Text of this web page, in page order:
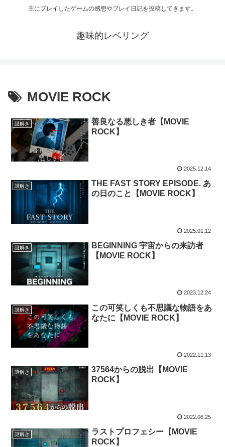
主にプレイしたゲームの感想やプレイ日記を投稿してきます。
趣味的レベリング
MOVIE ROCK
謎解き
善良なる悪しき者【MOVIE
ROCK】
2025.12.14
謎解き
THE FAST STORY EPISODE. あ
の日のこと【MOVIE ROCK】
2025.01.12
謎解き
BEGINNING 宇宙からの来訪者
【MOVIE ROCK】
2023.12.24
謎解き
この可笑しくも不思議な物語をあ
なたに【MOVIE ROCK】
2022.11.13
謎解き
37564からの脱出【MOVIE
ROCK】
2022.06.25
謎解き
ラストプロフェシー【MOVIE
ROCK】